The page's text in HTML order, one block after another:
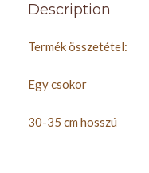
Description
Termék összetétel:
Egy csokor
30-35 cm hosszú